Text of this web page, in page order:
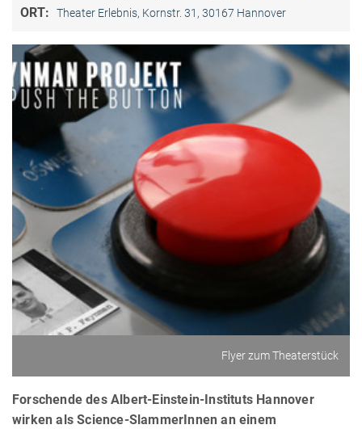
ORT: Theater Erlebnis, Kornstr. 31, 30167 Hannover
Flyer zum Theaterstück
Forschende des Albert-Einstein-Instituts Hannover
wirken als Science-SlammerInnen an einem